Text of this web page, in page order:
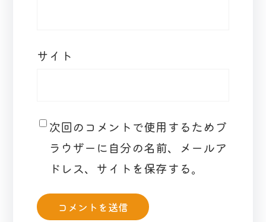
サイト
次回のコメントで使用するためブ
ラウザーに自分の名前、メールア
ドレス、サイトを保存する。